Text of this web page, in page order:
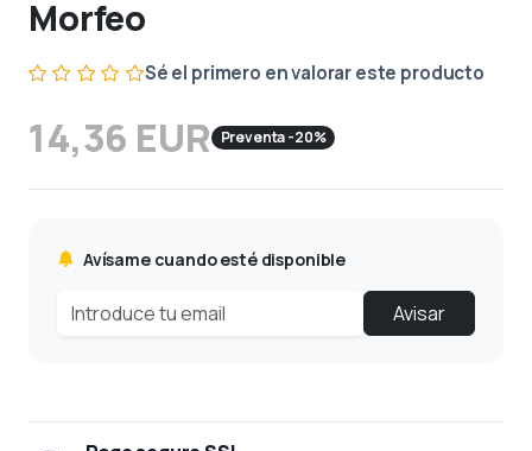
Morfeo
Sé el primero en valorar este producto
14,36 EUR Preventa -20%
Avísame cuando esté disponible
Avisar